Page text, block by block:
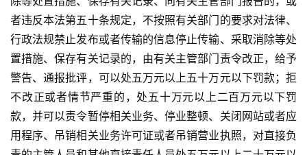
者违反本法第五十条规定，不按照有关部门的要求对法律、
行政法规禁止发布或者传输的信息停止传输、采取消除等处
置措施、保存有关记录的，由有关主管部门责令改正，给予
警告、通报批评，可以处五万元以上五十万元以下罚款；拒
不改正或者情节严重的，处五十万元以上二百万元以下罚
款，并可以责令暂停相关业务、停业整顿、关闭网站或者应
用程序、吊销相关业务许可证或者吊销营业执照，对直接负